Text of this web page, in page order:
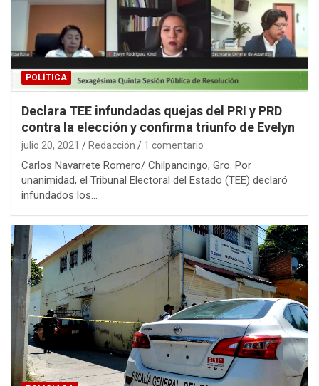
POLÍTICA
Declara TEE infundadas quejas del PRI y PRD
contra la elección y confirma triunfo de Evelyn
julio 20, 2021 Redacción 1 comentario
Carlos Navarrete Romero/ Chilpancingo, Gro. Por
unanimidad, el Tribunal Electoral del Estado (TEE) declaró
infundados los…